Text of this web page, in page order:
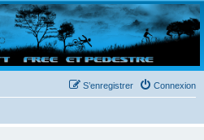
de Bretagne . Bonne navigation sur le site
Connexion
S’enregistrer